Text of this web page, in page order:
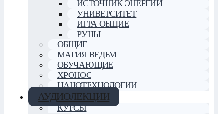
ИСТОЧНИК ЭНЕРГИИ
УНИВЕРСИТЕТ
ИГРА ОБЩИЕ
РУНЫ
ОБЩИЕ
МАГИЯ ВЕДЬМ
ОБУЧАЮЩИЕ
ХРОНОС
НАНОТЕХНОЛОГИИ
АУДИОЛЕКЦИИ
КУРСЫ